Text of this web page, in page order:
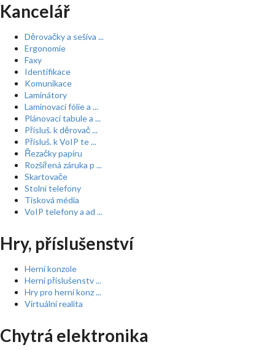
Kancelář
Děrovačky a sešíva ...
Ergonomie
Faxy
Identifikace
Komunikace
Laminátory
Laminovací fólie a ...
Plánovací tabule a ...
Přísluš. k děrovač ...
Přísluš. k VoIP te ...
Řezačky papíru
Rozšířená záruka p ...
Skartovače
Stolní telefony
Tisková média
VoIP telefony a ad ...
Hry, příslušenství
Herní konzole
Herní příslušenstv ...
Hry pro herní konz ...
Virtuální realita
Chytrá elektronika